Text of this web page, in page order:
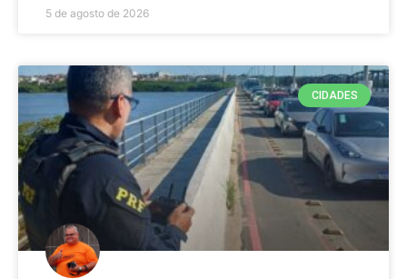
5 de agosto de 2026
CIDADES